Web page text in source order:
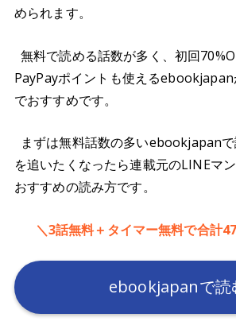
められます。
無料で読める話数が多く、初回
PayPayポイントも使える
でおすすめです。
まずは無料話数の多いebookjapan
を追いたくなったら連載元のLINEマ
おすすめの読み方です。
＼3話無料＋タイマー無料で合計
ebookjapanで読